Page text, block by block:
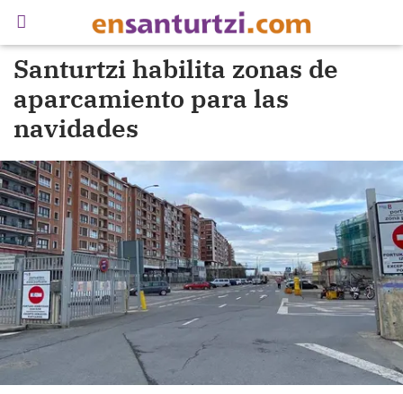
Santurtzi habilita zonas de
aparcamiento para las
navidades